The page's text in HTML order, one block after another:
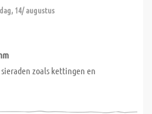
14/ augustus
sieraden zoals kettingen en